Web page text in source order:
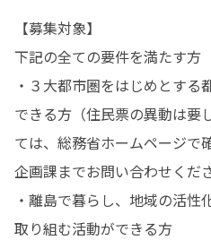
【募集対象】
下記の全ての要件を満たす方
・３大都市圏をはじめとす
できる方（住民票の異動は
ては、総務省ホームページで
企画課までお問い合わせくだ
・離島で暮らし、地域の活
取り組む活動ができる方